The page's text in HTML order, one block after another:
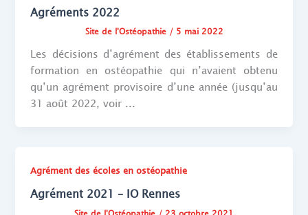
Agréments 2022
Site de l'Ostéopathie/ 5 mai 2022
Les décisions d’agrément des établissements de
formation en ostéopathie qui n’avaient obtenu
qu’un agrément provisoire d’une année (jusqu’au
31 août 2022, voir ...
Agrément des écoles en ostéopathie
Agrément 2021 – IO Rennes